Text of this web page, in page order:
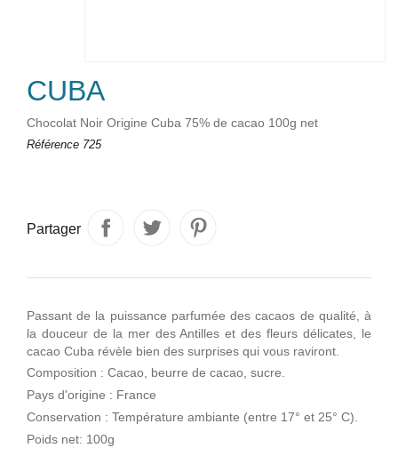
CUBA
Chocolat Noir Origine Cuba 75% de cacao 100g net
Référence 725
Partager
Passant de la puissance parfumée des cacaos de qualité, à
la douceur de la mer des Antilles et des fleurs délicates, le
cacao Cuba révèle bien des surprises qui vous raviront.
Composition : Cacao, beurre de cacao, sucre.
Pays d'origine : France
Conservation : Température ambiante (entre 17° et 25° C).
Poids net: 100g